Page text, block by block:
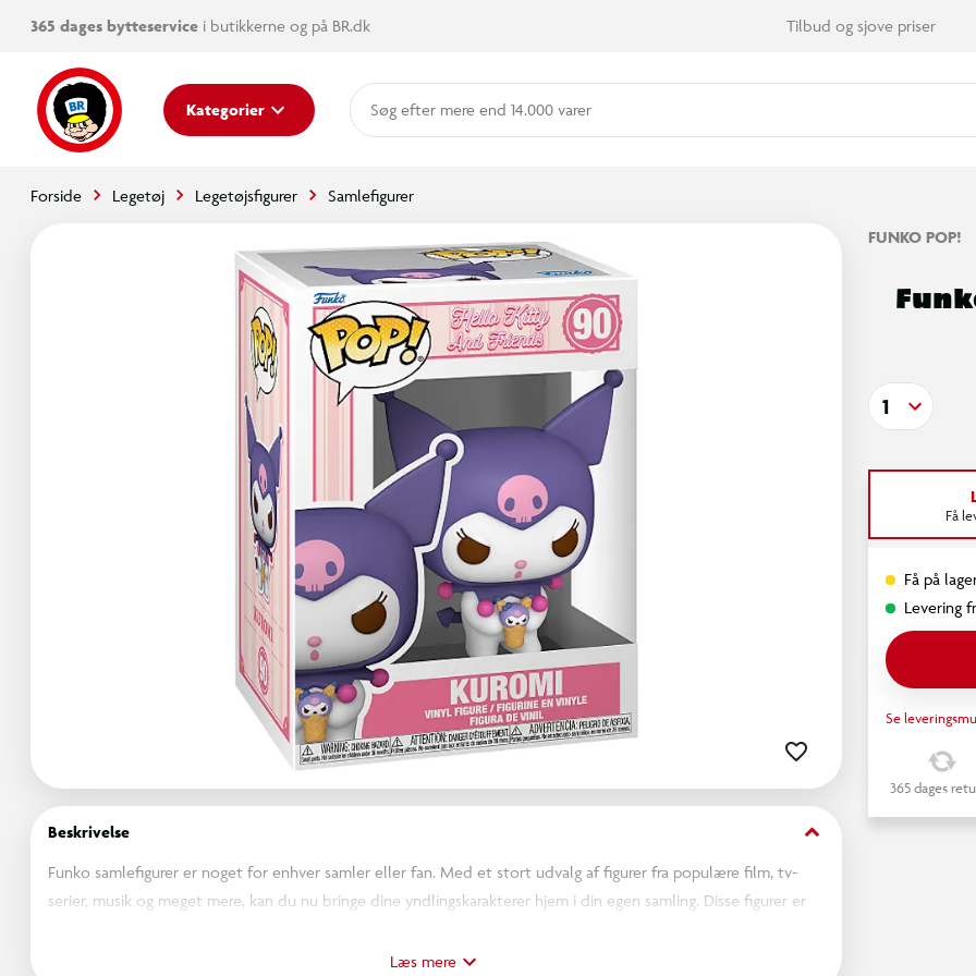
365 dages bytteservice i butikkerne og på BR.dk Tilbud og sjove priser
Kategorier mere end 14.000 varer
Forside Legetøj Legetøjsfigurer Samlefigurer
Beskrivelse keyboard_arrow_down
Funko samlefigurer er noget for enhver samler eller fan. Med et stort udvalg af figurer fra populære film, tv-
serier, musik og meget mere, kan du nu bringe dine yndlingskarakterer hjem i din egen samling. Disse figurer er
helt sikkert skabe opmærksomhed. Så uanset om du samler på figurer fra Star Wars, Marvel, The Office eller
Læs mere
FUNKO POP!
1
Få
Få på
Levering
Se
365 dages